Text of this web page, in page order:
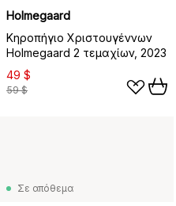
Holmegaard
Κηροπήγιο Χριστουγέννων
Holmegaard 2 τεμαχίων, 2023
49 $
59 $
Σε απόθεμα